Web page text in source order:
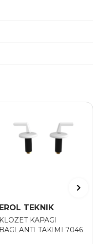
EROL TEKNIK
KLOZET KAPAGI
BAGLANTI TAKIMI 7046